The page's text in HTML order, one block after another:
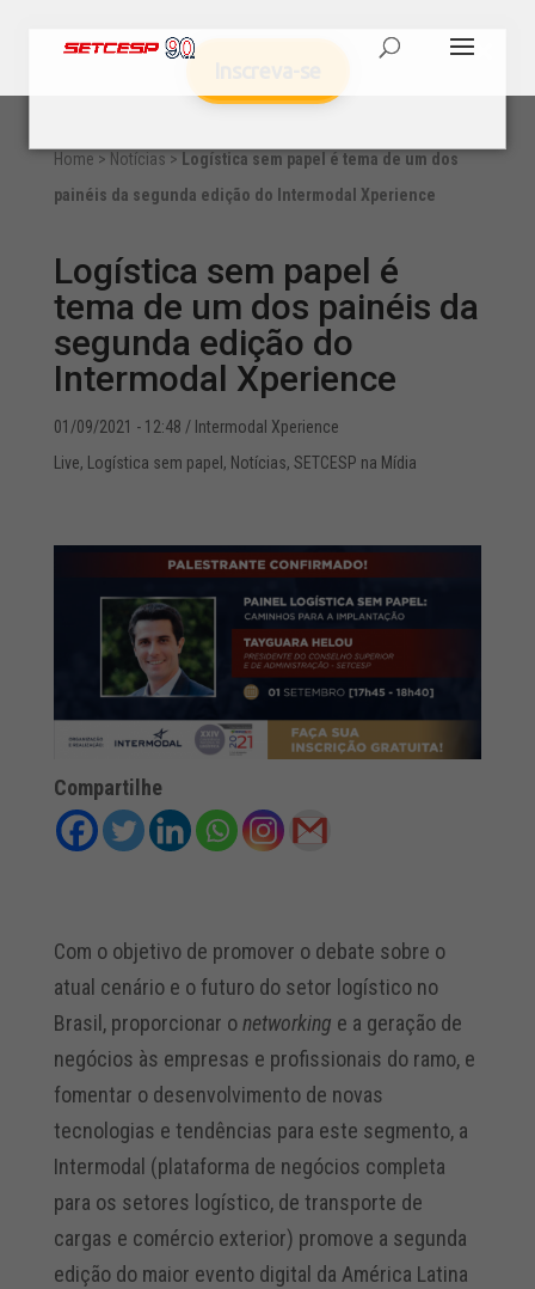
Home > Notícias > Logística sem papel é tema de um dos
painéis da segunda edição do Intermodal Xperience
Logística sem papel é
tema de um dos painéis da
segunda edição do
Intermodal Xperience
01/09/2021 - 12:48 / Intermodal Xperience
Live, Logística sem papel , Notícias, SETCESP na Mídia
Compartilhe
Com o objetivo de promover o debate sobre o
atual cenário e o futuro do setor logístico no
Brasil, proporcionar onetworking e a geração de
negócios às empresas e profissionais do ramo, e
fomentar o desenvolvimento de novas
tecnologias e tendências para este segmento, a
Intermodal (plataforma de negócios completa
para os setores logístico, de transporte de
cargas e comércio exterior) promove a segunda
edição do maior evento digital da América Latina